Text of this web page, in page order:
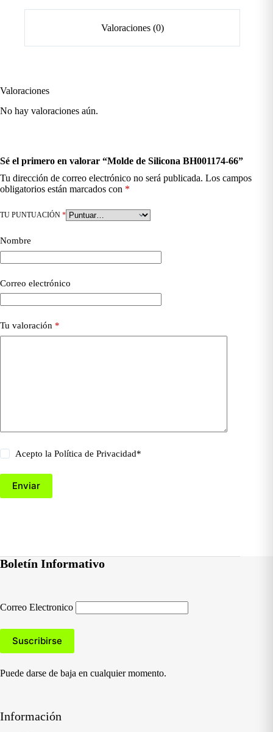
Valoraciones (0)
Valoraciones
No hay valoraciones aún.
Sé el primero en valorar “Molde de Silicona BH001174-66”
Tu dirección de correo electrónico no será publicada. Los campos
obligatorios están marcados con *
TU PUNTUACIÓN *
Nombre
Correo electrónico
Tu valoración *
Acepto laPolítica de Privacidad*
Enviar
Boletín Informativo
Correo Electronico
Puede darse de baja en cualquier momento.
Información